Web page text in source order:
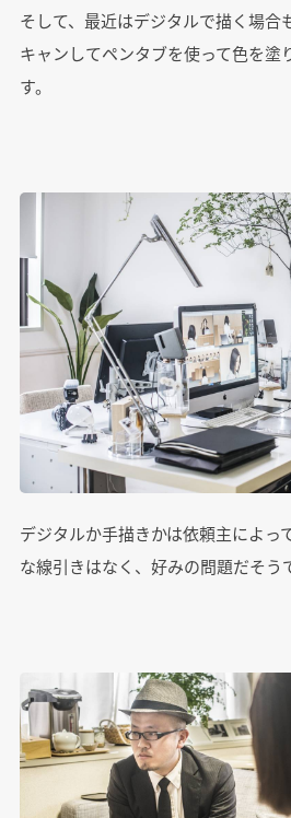
そして、最近はデジタルで描く場合
キャンしてペンタブを使って色を塗
す。
デジタルか手描きかは依頼主によっ
な線引きはなく、好みの問題だそう